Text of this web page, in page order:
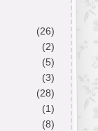
(26)
(2)
(5)
(3)
(28)
(1)
(8)